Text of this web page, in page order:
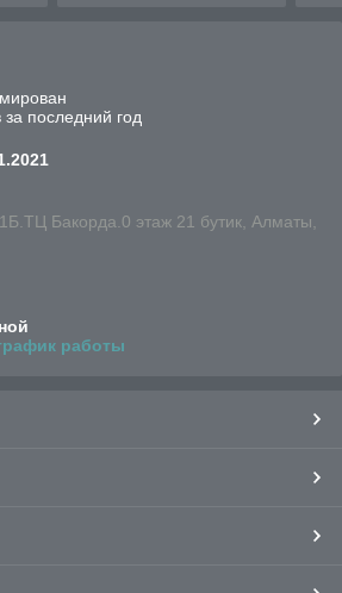
последний год
Бакорда.0 этаж 21 бутик, Алматы,
работы